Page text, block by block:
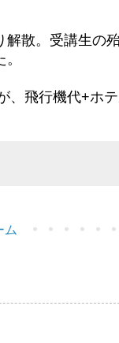
散。受講生の
、飛行機代+ホ
ム